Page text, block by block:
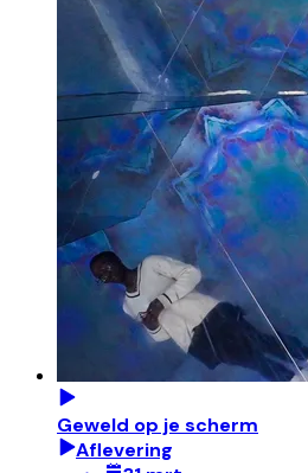
Geweld op je scherm
Aflevering